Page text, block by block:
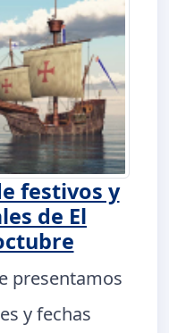
festivos y
de El
presentamos
y fechas